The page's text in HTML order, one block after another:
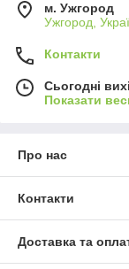
м. Ужгород
Ужгород,
Контакти
Сьогодні
Показати
Про нас
Контакти
Доставка та